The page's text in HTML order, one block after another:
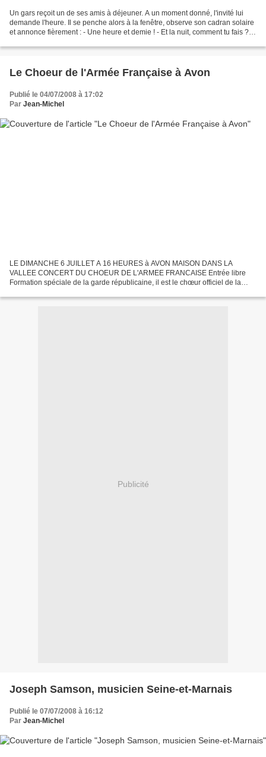
Un gars reçoit un de ses amis à déjeuner. A un moment donné, l'invité lui
demande l'heure. Il se penche alors à la fenêtre, observe son cadran solaire
et annonce fièrement : - Une heure et demie ! - Et la nuit, comment tu fais ? -
Le Choeur de l'Armée Française à Avon
Publié le 04/07/2008 à 17:02
Par Jean-Michel
LE DIMANCHE 6 JUILLET A 16 HEURES à AVON MAISON DANS LA
VALLEE CONCERT DU CHOEUR DE L'ARMEE FRANCAISE Entrée libre
Formation spéciale de la garde républicaine, il est le chœur officiel de la
Publicité
Joseph Samson, musicien Seine-et-Marnais
Publié le 07/07/2008 à 16:12
Par Jean-Michel